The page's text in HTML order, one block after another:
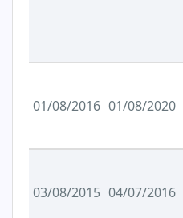
01/08/2016 01/08/2020
03/08/2015 04/07/2016